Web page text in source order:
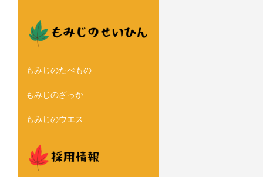
もみじのたべもの
もみじのざっか
もみじのウエス